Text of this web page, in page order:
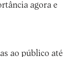
agora e
ao público até